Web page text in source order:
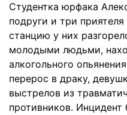
Студентка юрфака
подруги и три
станцию у них
молодыми людьми,
алкогольного
перерос в драку,
выстрелов из
противников. Инцидент